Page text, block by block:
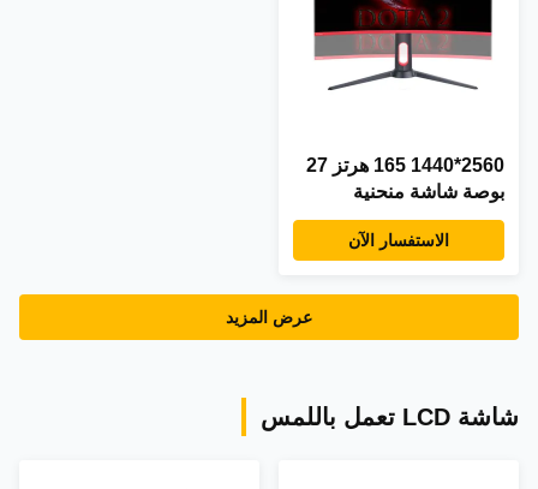
2560*1440 165 هرتز 27
بوصة شاشة منحنية
الاستفسار الآن
عرض المزيد
شاشة LCD تعمل باللمس